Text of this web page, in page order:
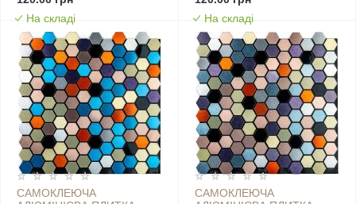
СОТИ SW-00001924
На складі
ЛУСКА SW-00001934
На складі
САМОКЛЕЮЧА
САМОКЛЕЮЧА